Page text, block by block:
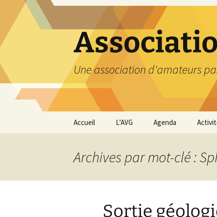
contenu
Une association d'amateurs
Accueil L’AVG
Nos coordonnées
Agenda
Archives par mot-clé :
Sortie